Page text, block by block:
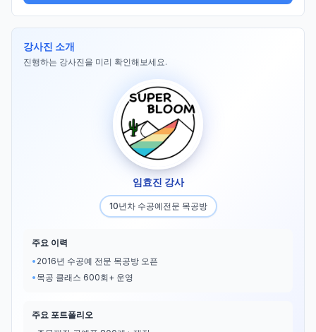
강사진 소개
진행하는 강사진을 미리 확인해보세요.
임효진 강사
10년차 수공예전문 목공방
주요 이력
• 2016년 수공예 전문 목공방 오픈
• 목공 클래스 600회+ 운영
주요 포트폴리오